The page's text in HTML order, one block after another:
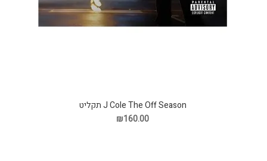
J Cole The Off Season תקליט
₪160.00